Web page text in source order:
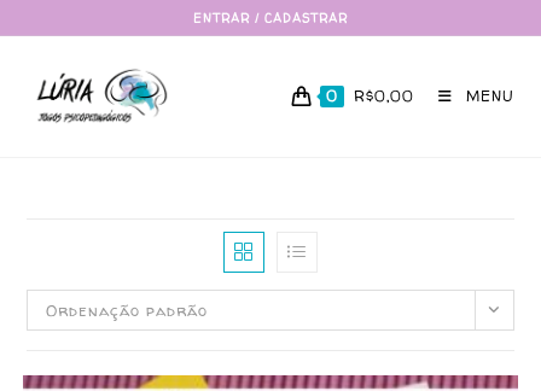
ENTRAR / CADASTRAR
0 R$0,00 MENU
Ordenação padrão